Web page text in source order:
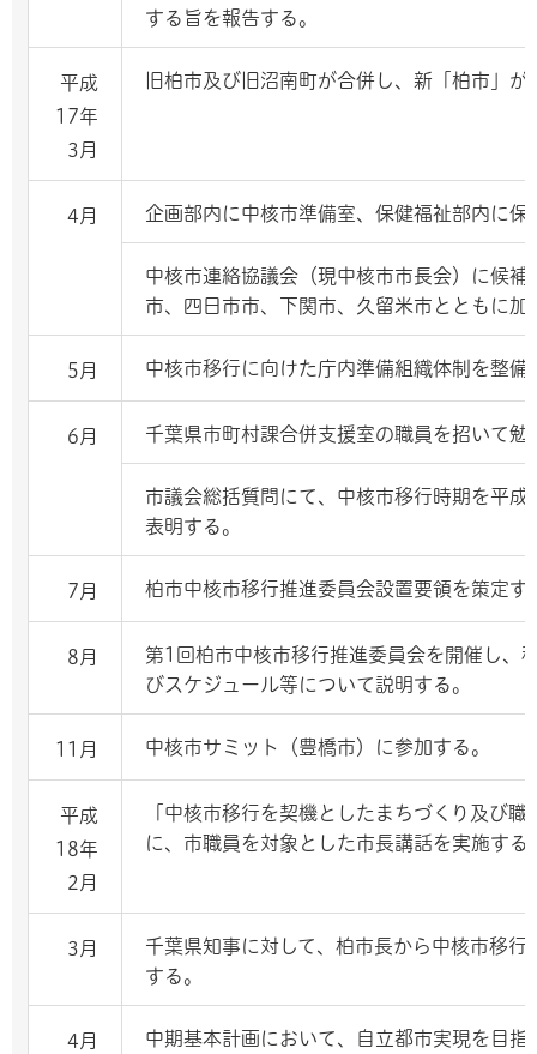
する旨を報告する。
平成
17年
3月
旧柏市及び旧沼南町が合併し、新「柏市」が
4月 企画部内に中核市準備室、保健福祉部内に保
中核市連絡協議会（現中核市市長会）に候補
市、四日市市、下関市、久留米市とともに加
5月 中核市移行に向けた庁内準備組織体制を整備
6月 千葉県市町村課合併支援室の職員を招いて勉
市議会総括質問にて、中核市移行時期を平
表明する。
7月 柏市中核市移行推進委員会設置要領を策定す
8月
第1回柏市中核市移行推進委員会を開催し、
びスケジュール等について説明する。
11月 中核市サミット（豊橋市）に参加する。
平成
18年
2月
「中核市移行を契機としたまちづくり及び
に、市職員を対象とした市長講話を実施する
3月
千葉県知事に対して、柏市長から中核市移行
する。
4月
中期基本計画において、自立都市実現を目指